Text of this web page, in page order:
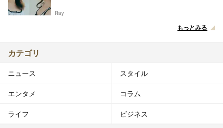
Ray
もっとみる
カテゴリ
ニュース スタイル
エンタメ コラム
ライフ ビジネス